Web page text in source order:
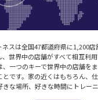
ネスは全国47都道府県に1,200
世界中の店舗がすべて相互利
、一つのキーで世界中の店舗を
とです。家の近くはもちろん、
な場所、好きな時間にトレーニ